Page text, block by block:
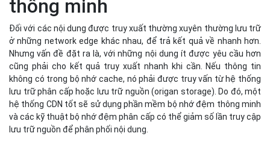
thông minh
Đối với các nội dung được truy xuất thường xuyên thường lưu trữ
ở những network edge khác nhau, để trả kết quả về nhanh hơn.
Nhưng vấn đề đặt ra là, với những nội dung ít được yêu cầu hơn
cũng phải cho kết quả truy xuất nhanh khi cần. Nếu thông tin
không có trong bộ nhớ cache, nó phải được truy vấn từ hệ thống
lưu trữ phân cấp hoặc lưu trữ nguồn (origan storage). Do đó, một
hệ thống CDN tốt sẽ sử dụng phần mềm bộ nhớ đệm thông minh
và các kỹ thuật bộ nhớ đệm phân cấp có thể giảm số lần truy cập
lưu trữ nguồn để phân phối nội dung.